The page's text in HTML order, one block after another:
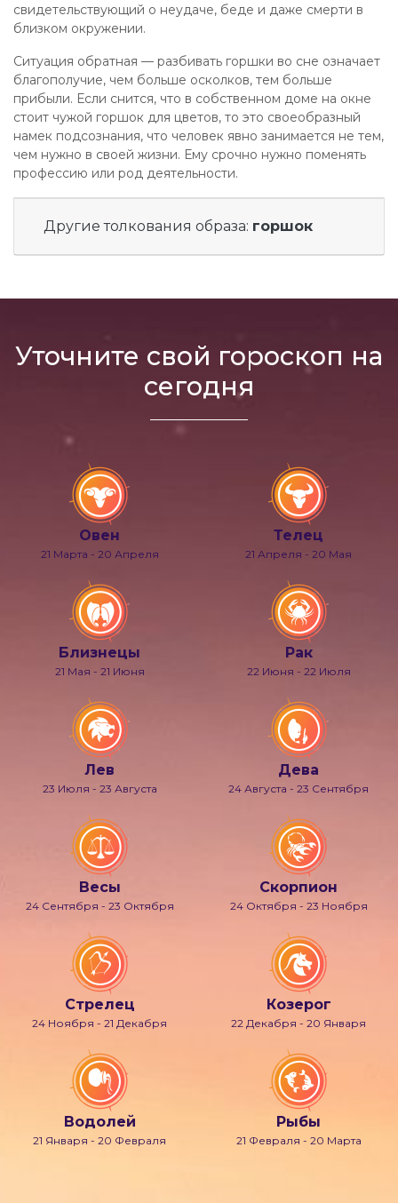
свидетельствующий о неудаче, беде и даже смерти в
близком окружении.
Ситуация обратная — разбивать горшки во сне означает
благополучие, чем больше осколков, тем больше
прибыли. Если снится, что в собственном доме на окне
стоит чужой горшок для цветов, то это своеобразный
намек подсознания, что человек явно занимается не тем,
чем нужно в своей жизни. Ему срочно нужно поменять
профессию или род деятельности.
Другие толкования образа: горшок
Уточните свой гороскоп на
сегодня
Овен
21 Марта - 20 Апреля
Телец
21 Апреля - 20 Мая
Близнецы
21 Мая - 21 Июня
Рак
22 Июня - 22 Июля
Лев
23 Июля - 23 Августа
Дева
24 Августа - 23 Сентября
Весы
24 Сентября - 23 Октября
Скорпион
24 Октября - 23 Ноября
Стрелец
24 Ноября - 21 Декабря
Козерог
22 Декабря - 20 Января
Водолей
21 Января - 20 Февраля
Рыбы
21 Февраля - 20 Марта